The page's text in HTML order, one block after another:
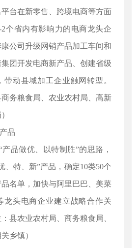
台在新零售、跨境电商等方面
个省内有影响力的电商龙头企
公司升级网销产品加工车间和
团开发电商新产品、创建省级
带动县域加工企业触网转型。
商务粮食局、农业农村局、高新
品
产品做优、以特制胜”的思路，
、特、新”产品，确定10类50个
名单，加快与阿里巴巴、美菜
龙头电商企业建立战略合作关
县农业农村局、商务粮食局、
乡镇）